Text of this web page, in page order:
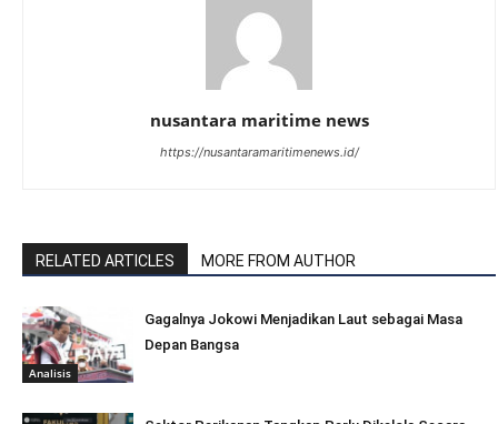
nusantara maritime news
https://nusantaramaritimenews.id/
RELATED ARTICLES MORE FROM AUTHOR
Analisis
Gagalnya Jokowi Menjadikan Laut sebagai Masa
Depan Bangsa